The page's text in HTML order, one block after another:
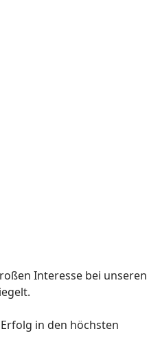
Interesse bei unseren
in den höchsten